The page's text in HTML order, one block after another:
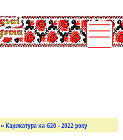
» Карикатура на G20 - 2022 року